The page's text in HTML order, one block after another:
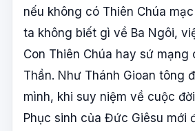
nếu không có Thiên Chúa
ta không biết gì về Ba Ngôi,
Con Thiên Chúa hay sứ mạng
Thần. Như Thánh Gioan tông
mình, khi suy niệm về cuộc
Phục sinh của Đức Giêsu mới